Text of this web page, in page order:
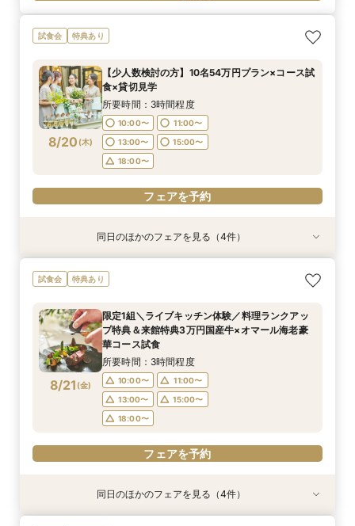
試食会 特典あり
8/20 (木)
【少人数検討の方】10名54万円プラン×コース試
食×貸切見学
所要時間：3時間程度
10:00〜
11:00〜
13:00〜
15:00〜
18:00〜
フェアを予約
特典あり
8/20(木)
限定1組＼ライブキッチン体験／料理ランクアッ
プ特典＆来館特典3万円国産牛×オマール海老豪
所要時間：3時間程度
10:00〜
13:00〜
15:00〜
18:00〜
フェアを予約
特典あり
8/20(木)
《何も決まってなくてOK！1組貸切W体験》１件
目来館特典◆衣装30万円分優待【来館特典】総
所要時間：3時間程度
10:00〜
13:00〜
15:00〜
18:00〜
フェアを予約
特典あり
8/20(木)
マイナビ限定《後悔のない式場選びを◎2件目以
降の方おすすめ》安心のスタッフ力×牛フィレ付
所要時間：3時間程度
10:00〜
13:00〜
15:00〜
18:00〜
フェアを予約
8/20(木)
【90分クイック】短時間で貸切り会場見学＆お
悩み解決相談会
10:00〜
11:00〜
13:00〜
18:00〜
フェアを予約
同日のほかのフェアを見る（4件）
試食会 特典あり
8/21 (金)
限定1組＼ライブキッチン体験／料理ランクアッ
プ特典＆来館特典3万円国産牛×オマール海老豪
華コース試食
所要時間：3時間程度
10:00〜
11:00〜
13:00〜
15:00〜
18:00〜
フェアを予約
特典あり
特典あり
特典あり同日のほかのフェアを見る（4件）